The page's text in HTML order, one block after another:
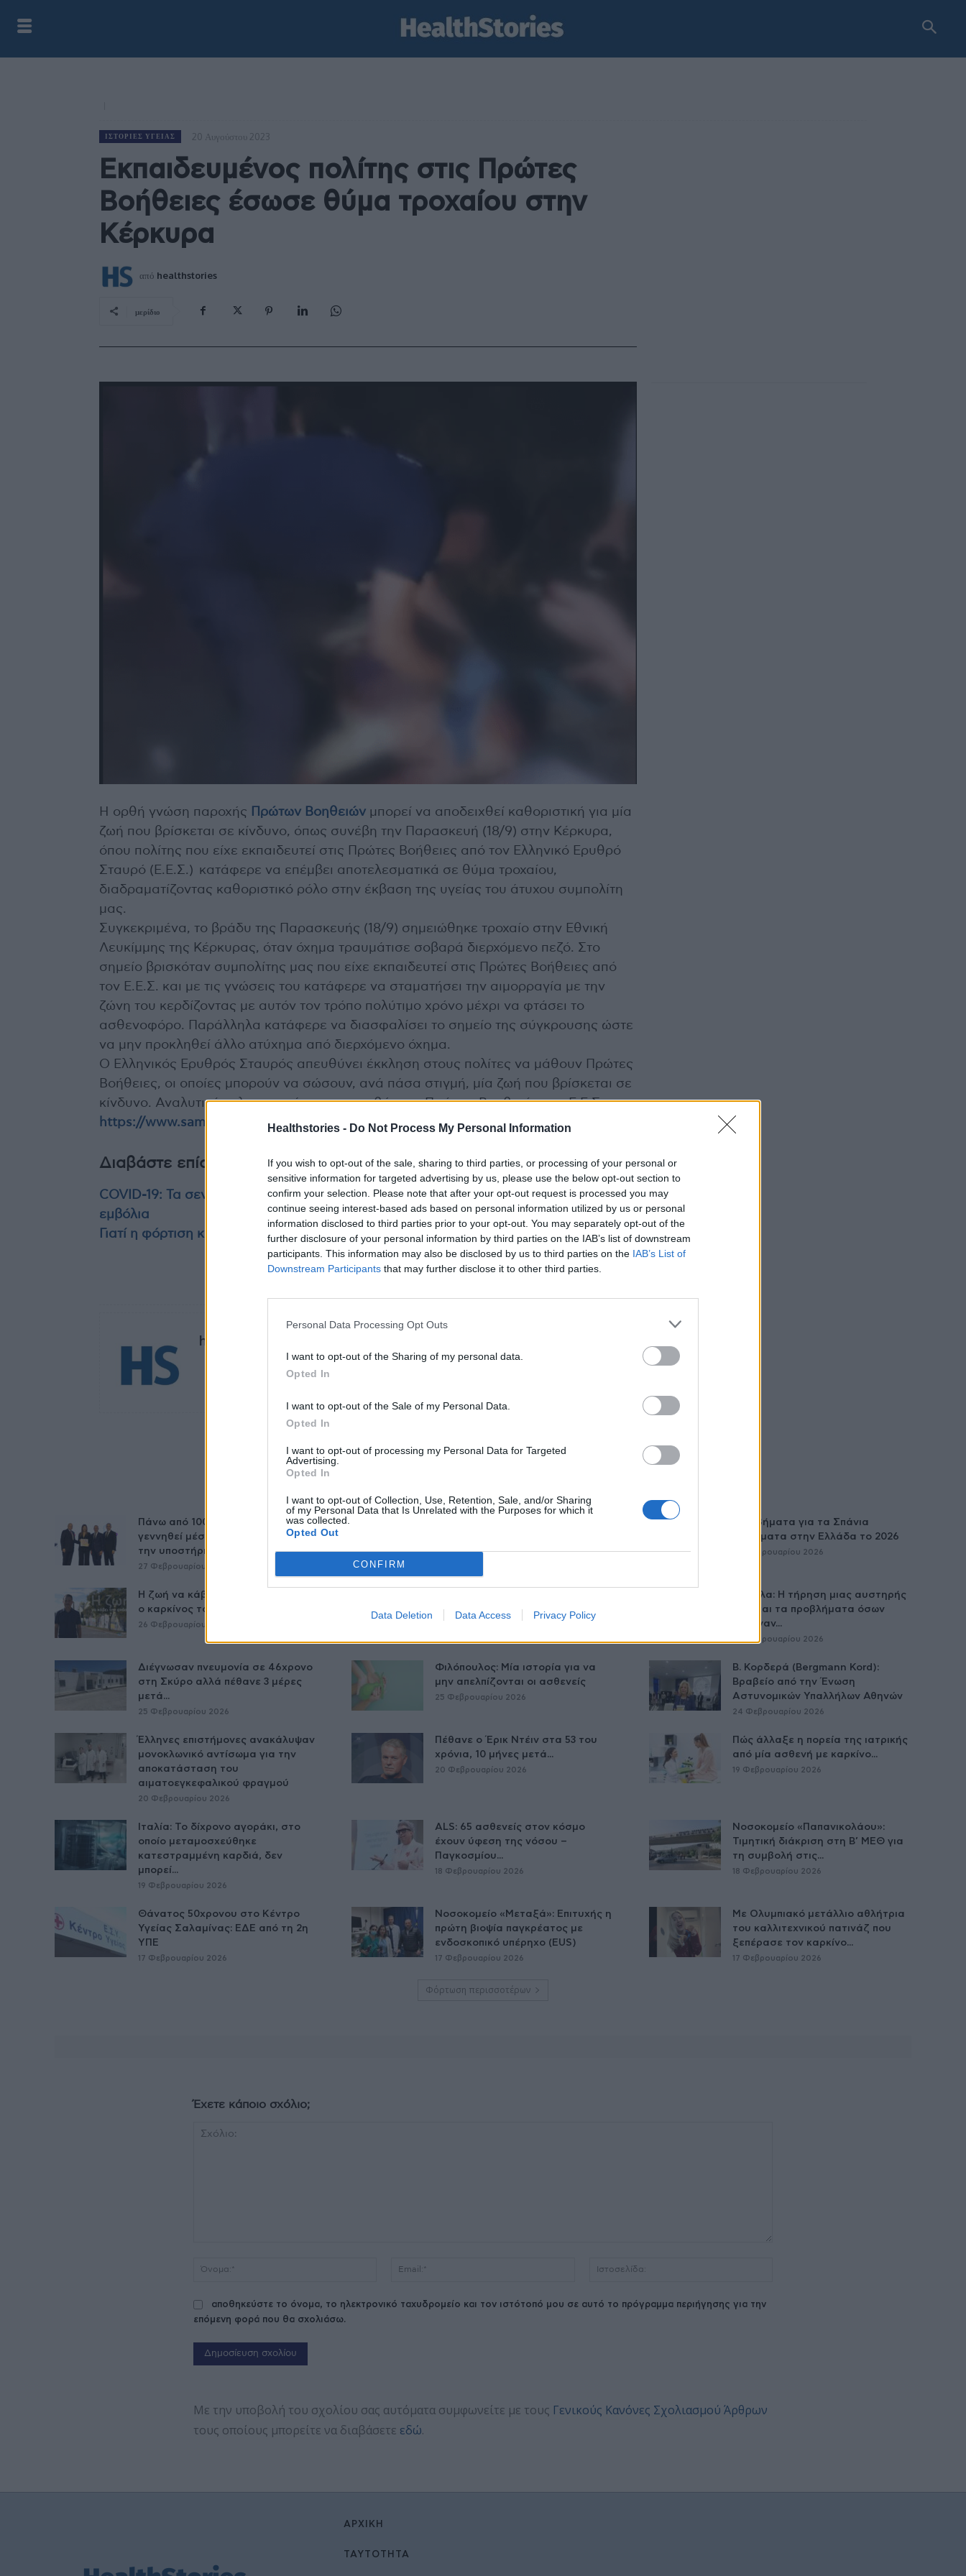
Healthstories - Do Not Process My Personal Information
If you wish to opt-out of the sale, sharing to third parties, or processing of your personal or
sensitive information for targeted advertising by us, please use the below opt-out section to
confirm your selection. Please note that after your opt-out request is processed you may
continue seeing interest-based ads based on personal information utilized by us or personal
information disclosed to third parties prior to your opt-out. You may separately opt-out of the
further disclosure of your personal information by third parties on the IAB’s list of downstream
participants. This information may also be disclosed by us to third parties on the IAB’s List of
Downstream Participants that may further disclose it to other third parties.
Personal Data Processing Opt Outs
I want to opt-out of the Sharing of my personal data.
Opted In
I want to opt-out of the Sale of my Personal Data.
Opted In
I want to opt-out of processing my Personal Data for Targeted
Advertising.
Opted In
I want to opt-out of Collection, Use, Retention, Sale, and/or Sharing
of my Personal Data that Is Unrelated with the Purposes for which it
was collected.
Opted Out
CONFIRM
Data Deletion Data Access Privacy Policy
ΙΣΤΟΡΊΕΣ ΥΓΕΊΑΣ 20 Αυγούστου 2023
Εκπαιδευμένος πολίτης στις Πρώτες
Βοήθειες έσωσε θύμα τροχαίου στην
Κέρκυρα
από healthstories
μερίδιο
Η ορθή γνώση παροχής Πρώτων Βοηθειών μπορεί να αποδειχθεί καθοριστική για μία
ζωή που βρίσκεται σε κίνδυνο, όπως συνέβη την Παρασκευή (18/9) στην Κέρκυρα,
όπου πολίτης που είχε εκπαιδευτεί στις Πρώτες Βοήθειες από τον Ελληνικό Ερυθρό
Σταυρό (Ε.Ε.Σ.) κατάφερε να επέμβει αποτελεσματικά σε θύμα τροχαίου,
διαδραματίζοντας καθοριστικό ρόλο στην έκβαση της υγείας του άτυχου συμπολίτη
μας.
Συγκεκριμένα, το βράδυ της Παρασκευής (18/9) σημειώθηκε τροχαίο στην Εθνική
Λευκίμμης της Κέρκυρας, όταν όχημα τραυμάτισε σοβαρά διερχόμενο πεζό. Στο
σημείο βρισκόταν συμπολίτης μας που είχε εκπαιδευτεί στις Πρώτες Βοήθειες από
τον Ε.Ε.Σ. και με τις γνώσεις του κατάφερε να σταματήσει την αιμορραγία με την
ζώνη του κερδίζοντας με αυτόν τον τρόπο πολύτιμο χρόνο μέχρι να φτάσει το
ασθενοφόρο. Παράλληλα κατάφερε να διασφαλίσει το σημείο της σύγκρουσης ώστε
να μην προκληθεί άλλο ατύχημα από διερχόμενο όχημα.
Ο Ελληνικός Ερυθρός Σταυρός απευθύνει έκκληση στους πολίτες να μάθουν Πρώτες
Βοήθειες, οι οποίες μπορούν να σώσουν, ανά πάσα στιγμή, μία ζωή που βρίσκεται σε
κίνδυνο. Αναλυτικές πληροφορίες για τα μαθήματα Πρώτων Βοηθειών του Ε.Ε.Σ. στο
https://www.samarites.gr/?section=1323&language=el_gr
Διαβάστε επίσης
COVID-19: Τα σενάρια για τον χειμώνα – Νέες παραλλαγές – Επικαιροποιημένα
εμβόλια
Γιατί η φόρτιση κινητού τηλεφώνου στο αυτοκίνητο κρύβει κινδύνους
healthstories
Πάνω από 100 μωρά έχουν
γεννηθεί μέσω εξωσωματικής, με
την υποστήριξη...
27 Φεβρουαρίου 2026
Κυστικής...
Νέα βήματα για τα Σπάνια
Νοσήματα στην Ελλάδα το 2026
27 Φεβρουαρίου 2026
Η ζωή να κάβει την ανάσα και όχι
ο καρκίνος του...
26 Φεβρουαρίου 2026
παιδιά που η ενηλικίωση...
Καβάλα: Η τήρηση μιας αυστηρής
ΚΥΑ και τα προβλήματα όσων
πέθαναν...
25 Φεβρουαρίου 2026
Διέγνωσαν πνευμονία σε 46χρονο
στη Σκύρο αλλά πέθανε 3 μέρες
μετά...
25 Φεβρουαρίου 2026
Φιλόπουλος: Μία ιστορία για να
μην απελπίζονται οι ασθενείς
25 Φεβρουαρίου 2026
Β. Κορδερά (Bergmann Kord):
Βραβείο από την Ένωση
Αστυνομικών Υπαλλήλων Αθηνών
24 Φεβρουαρίου 2026
Έλληνες επιστήμονες ανακάλυψαν
μονοκλωνικό αντίσωμα για την
αποκατάσταση του
αιματοεγκεφαλικού φραγμού
20 Φεβρουαρίου 2026
Πέθανε ο Έρικ Ντέιν στα 53 του
χρόνια, 10 μήνες μετά...
20 Φεβρουαρίου 2026
Πώς άλλαξε η πορεία της ιατρικής
από μία ασθενή με καρκίνο...
19 Φεβρουαρίου 2026
Ιταλία: Το δίχρονο αγοράκι, στο
οποίο μεταμοσχεύθηκε
κατεστραμμένη καρδιά, δεν
μπορεί...
19 Φεβρουαρίου 2026
ALS: 65 ασθενείς στον κόσμο
έχουν ύφεση της νόσου –
Παγκοσμίου...
18 Φεβρουαρίου 2026
Νοσοκομείο «Παπανικολάου»:
Τιμητική διάκριση στη Β’ ΜΕΘ για
τη συμβολή στις...
18 Φεβρουαρίου 2026
Θάνατος 50χρονου στο Κέντρο
Υγείας Σαλαμίνας: ΕΔΕ από τη 2η
ΥΠΕ
17 Φεβρουαρίου 2026
Νοσοκομείο «Μεταξά»: Επιτυχής η
πρώτη βιοψία παγκρέατος με
ενδοσκοπικό υπέρηχο (EUS)
17 Φεβρουαρίου 2026
Με Ολυμπιακό μετάλλιο αθλήτρια
του καλλιτεχνικού πατινάζ που
ξεπέρασε τον καρκίνο...
17 Φεβρουαρίου 2026
Φόρτωση περισσοτέρων
Έχετε κάποιο σχόλιο;
αποθηκεύστε το όνομα, το ηλεκτρονικό ταχυδρομείο και τον ιστότοπό μου σε αυτό το πρόγραμμα περιήγησης για την
επόμενη φορά που θα σχολιάσω.
Με την υποβολή του σχολίου σας αυτόματα συμφωνείτε με τους Γενικούς Κανόνες Σχολιασμού Άρθρων
τους οποίους μπορείτε να διαβάσετε εδώ.
ΑΡΧΙΚΉ
ΤΑΥΤΌΤΗΤΑ